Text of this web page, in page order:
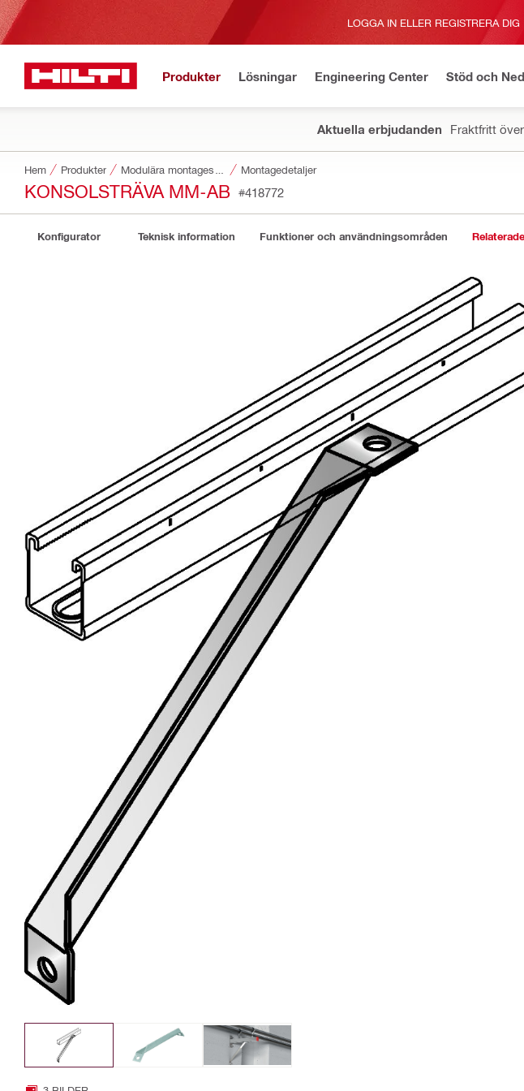
LOGGA IN ELLER REGISTRERA DIG
Produkter Lösningar Engineering Center Stöd och
Aktuella erbjudanden Fraktfritt
Hem Produkter Montagedetaljer
KONSOLSTRÄVA MM-AB #418772
Konfigurator Teknisk information Funktioner och användningsområden